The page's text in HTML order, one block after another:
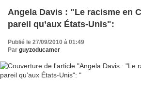
Angela Davis : "Le racisme en
pareil qu’aux États-Unis":
Publié le 27/09/2010 à 01:49
Par guyzoducamer